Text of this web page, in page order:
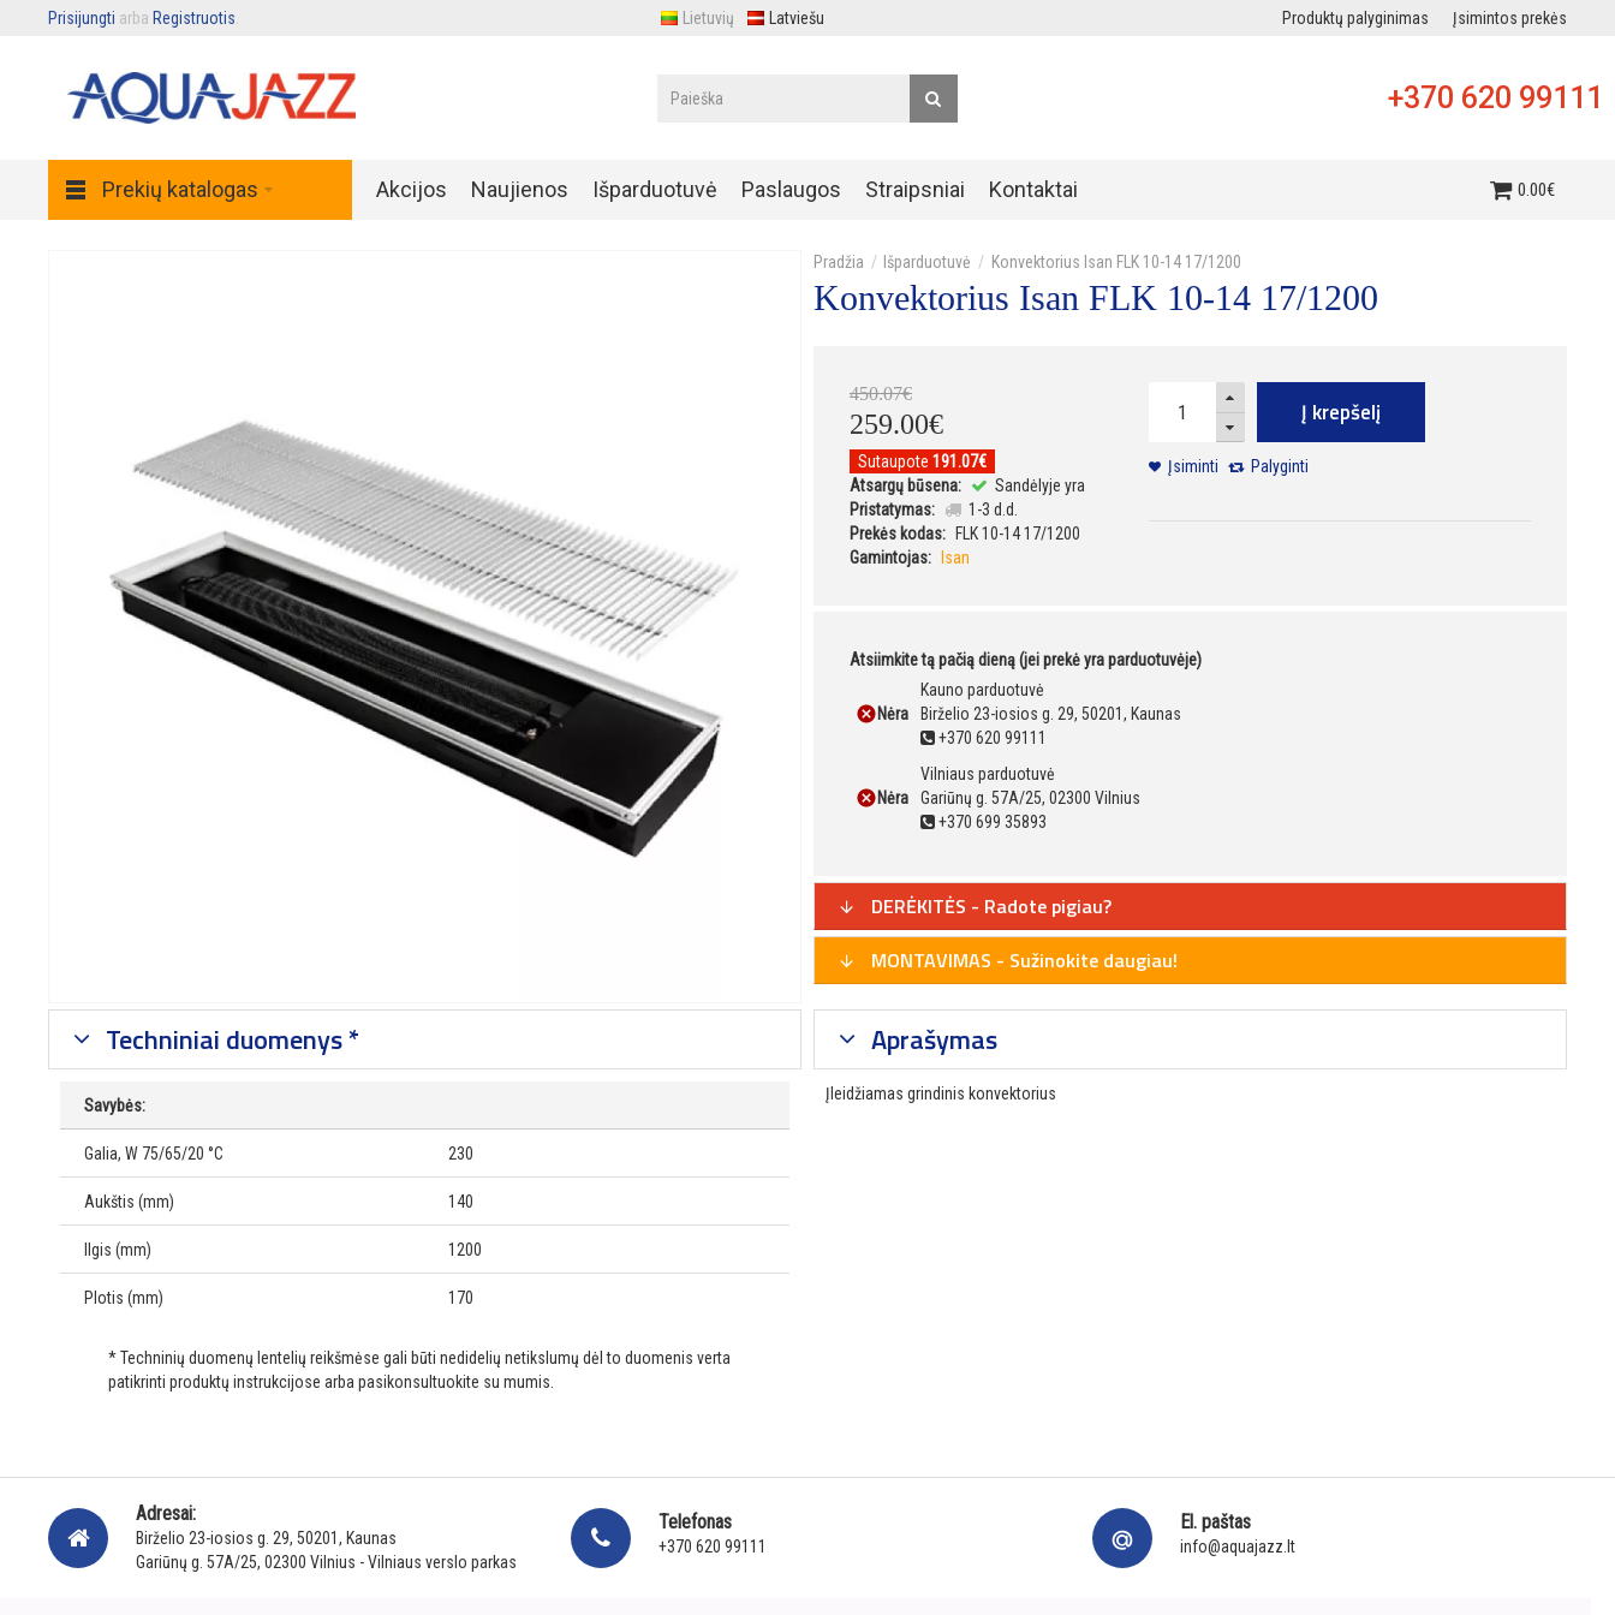
Prisijungti arba Registruotis Lietuvių Latviešu Produktų palyginimas Įsimintos prekės
+370 620 99111
Prekių katalogas Akcijos Naujienos Išparduotuvė Paslaugos Straipsniai Kontaktai 0.00€
Išparduotuvė Konvektorius Isan FLK 10-14 17/1200
Konvektorius Isan FLK 10-14 17/1200
450.07€
259.00€
Sutaupote 191.07€
Atsargų būsena:
Sandėlyje yra
Pristatymas:
1-3 d.d.
Prekės kodas:
FLK 10-14 17/1200
Gamintojas:
Isan
Į krepšelį
Įsiminti Palyginti
Atsiimkite tą pačią dieną (jei prekė yra parduotuvėje)
Nėra
Kauno parduotuvė
Birželio 23-iosios g. 29, 50201, Kaunas
+370 620 99111
Nėra
Vilniaus parduotuvė
Gariūnų g. 57A/25, 02300 Vilnius
+370 699 35893
DERĖKITĖS - Radote pigiau?
MONTAVIMAS - Sužinokite daugiau!
Techniniai duomenys *
Savybės:
Galia, W 75/65/20 °C 230
Aukštis (mm) 140
Ilgis (mm) 1200
Plotis (mm) 170
* Techninių duomenų lentelių reikšmėse gali būti nedidelių netikslumų dėl to duomenis verta
patikrinti produktų instrukcijose arba pasikonsultuokite su mumis.
Aprašymas
Įleidžiamas grindinis konvektorius
Adresai:
Birželio 23-iosios g. 29, 50201, Kaunas
Gariūnų g. 57A/25, 02300 Vilnius - Vilniaus verslo parkas
Telefonas
+370 620 99111
El. paštas
info@aquajazz.lt